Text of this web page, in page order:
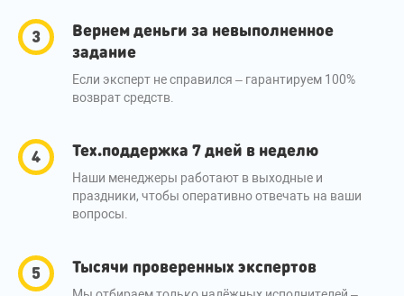
Вернем деньги за невыполненное
задание
Если эксперт не справился – гарантируем 100%
возврат средств.
Тех.поддержка 7 дней в неделю
Наши менеджеры работают в выходные и
праздники, чтобы оперативно отвечать на ваши
вопросы.
Тысячи проверенных экспертов